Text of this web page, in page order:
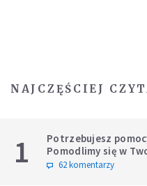
NAJCZĘŚCIEJ
1
Potrzebujesz
Pomodlimy się w
intencji
62 komentarzy